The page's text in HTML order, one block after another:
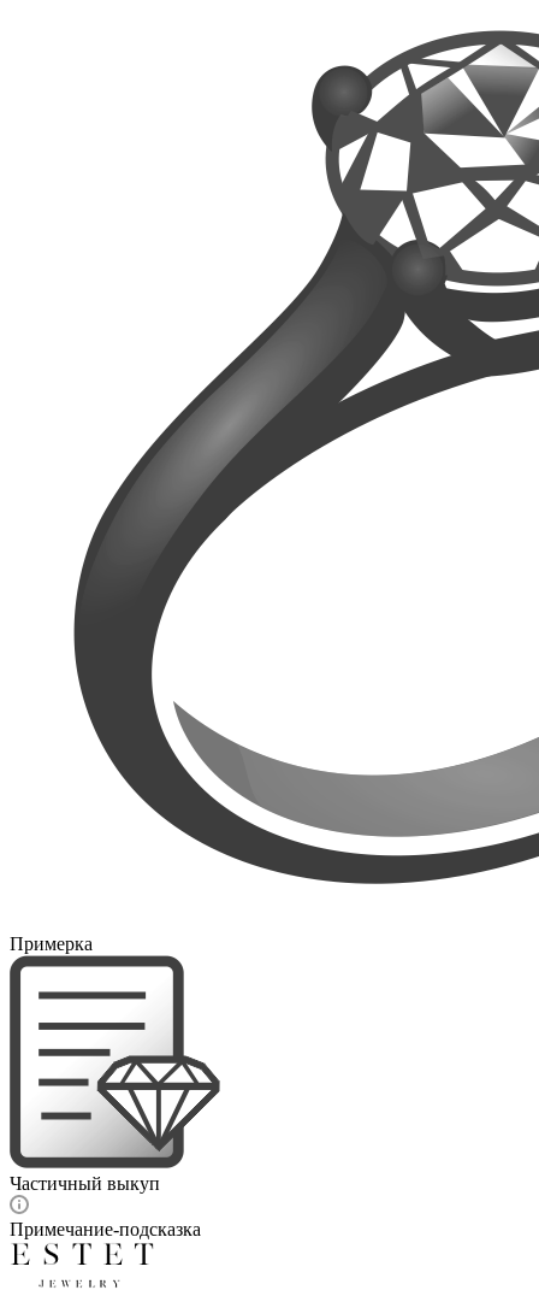
Примерка
Частичный выкуп
Примечание-подсказка